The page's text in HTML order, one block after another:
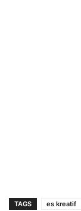
TAGS es kreatif